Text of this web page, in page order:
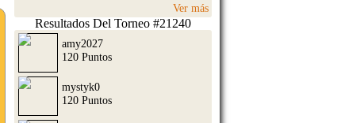
Ver más
Resultados Del Torneo #21240
amy2027
120 Puntos
mystyk0
120 Puntos